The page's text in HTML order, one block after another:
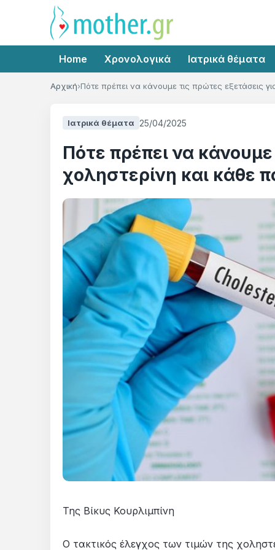
Home Χρονολογικά Ιατρικά θέματα
Αρχική Πότε πρέπει να κάνουμε τις πρώτες εξετάσεις
Ιατρικά θέματα 25/04/2025
Πότε πρέπει να
χοληστερίνη και κάθε
Της Βίκυς Κουρλιμπίνη
Ο τακτικός έλεγχος των τιμών της